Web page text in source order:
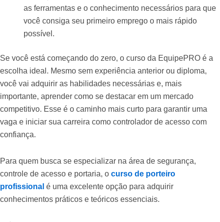
as ferramentas e o conhecimento necessários para que
você consiga seu primeiro emprego o mais rápido
possível.
Se você está começando do zero, o curso da EquipePRO é a
escolha ideal. Mesmo sem experiência anterior ou diploma,
você vai adquirir as habilidades necessárias e, mais
importante, aprender como se destacar em um mercado
competitivo. Esse é o caminho mais curto para garantir uma
vaga e iniciar sua carreira como controlador de acesso com
confiança.
Para quem busca se especializar na área de segurança,
controle de acesso e portaria, o curso de porteiro
profissional é uma excelente opção para adquirir
conhecimentos práticos e teóricos essenciais.